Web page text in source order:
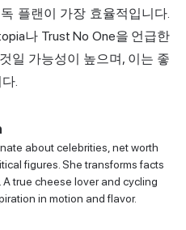
플랜이 가장 효율적입니다.
나 Trust No One을 언급한
일 가능성이 높으며, 이는 좋
.
about celebrities, net worth
figures. She transforms facts
true cheese lover and cycling
in motion and flavor.